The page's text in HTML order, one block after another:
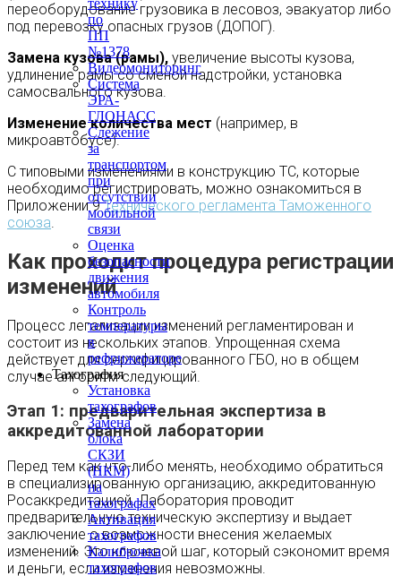
технику
по
ПП
№1378
Видеомониторинг
Система
ЭРА-
ГЛОНАСС
Слежение
за
транспортом
при
отсутствии
мобильной
связи
Оценка
безопасности
движения
автомобиля
Контроль
температуры
в
рефрижераторе
Тахография
Установка
тахографов
Замена
блока
СКЗИ
(НКМ)
на
тахографах
Активация
тахографов
Калибровка
тахографов
переоборудование грузовика в лесовоз, эвакуатор либо
под перевозку опасных грузов (ДОПОГ).
Замена кузова (рамы), увеличение высоты кузова,
удлинение рамы со сменой надстройки, установка
самосвального кузова.
Изменение количества мест (например, в
микроавтобусе).
С типовыми изменениями в конструкцию ТС, которые
необходимо регистрировать, можно ознакомиться в
Приложении 9Технического регламента Таможенного
союза.
Как проходит процедура регистрации
изменений
Процесс легализации изменений регламентирован и
состоит из нескольких этапов. Упрощенная схема
действует для сертифицированного ГБО, но в общем
случае алгоритм следующий.
Этап 1: предварительная экспертиза в
аккредитованной лаборатории
Перед тем как что-либо менять, необходимо обратиться
в специализированную организацию, аккредитованную
Росаккредитацией. Лаборатория проводит
предварительную техническую экспертизу и выдает
заключение о возможности внесения желаемых
изменений. Это ключевой шаг, который сэкономит время
и деньги, если изменения невозможны.